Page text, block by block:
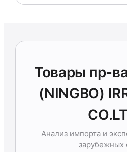
Товары пр-
(NINGBO)
Анализ импорта и
зарубежных